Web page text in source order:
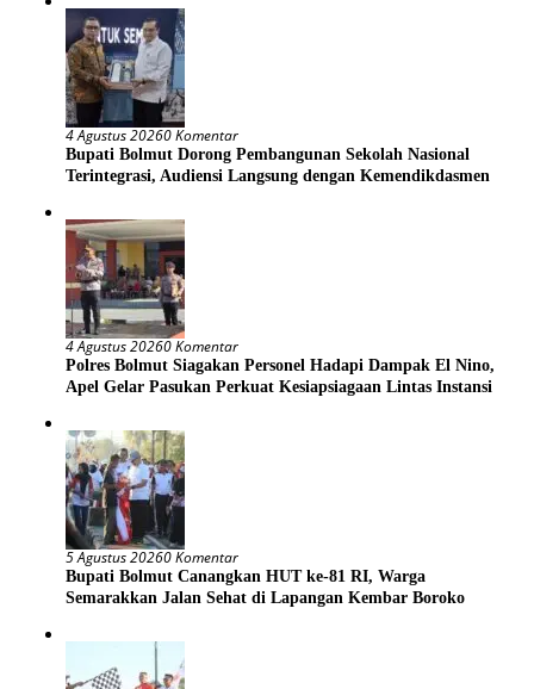
4 Agustus 20260 Komentar
Bupati Bolmut Dorong Pembangunan Sekolah Nasional
Terintegrasi, Audiensi Langsung dengan Kemendikdasmen
4 Agustus 20260 Komentar
Polres Bolmut Siagakan Personel Hadapi Dampak El Nino,
Apel Gelar Pasukan Perkuat Kesiapsiagaan Lintas Instansi
5 Agustus 20260 Komentar
Bupati Bolmut Canangkan HUT ke-81 RI, Warga
Semarakkan Jalan Sehat di Lapangan Kembar Boroko